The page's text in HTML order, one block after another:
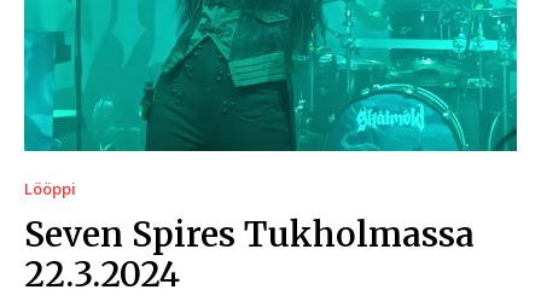
Lööppi
Seven Spires Tukholmassa
22.3.2024